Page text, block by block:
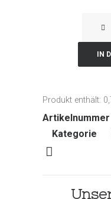
IN
Produkt enthält:
Artikelnummer
Kategorie